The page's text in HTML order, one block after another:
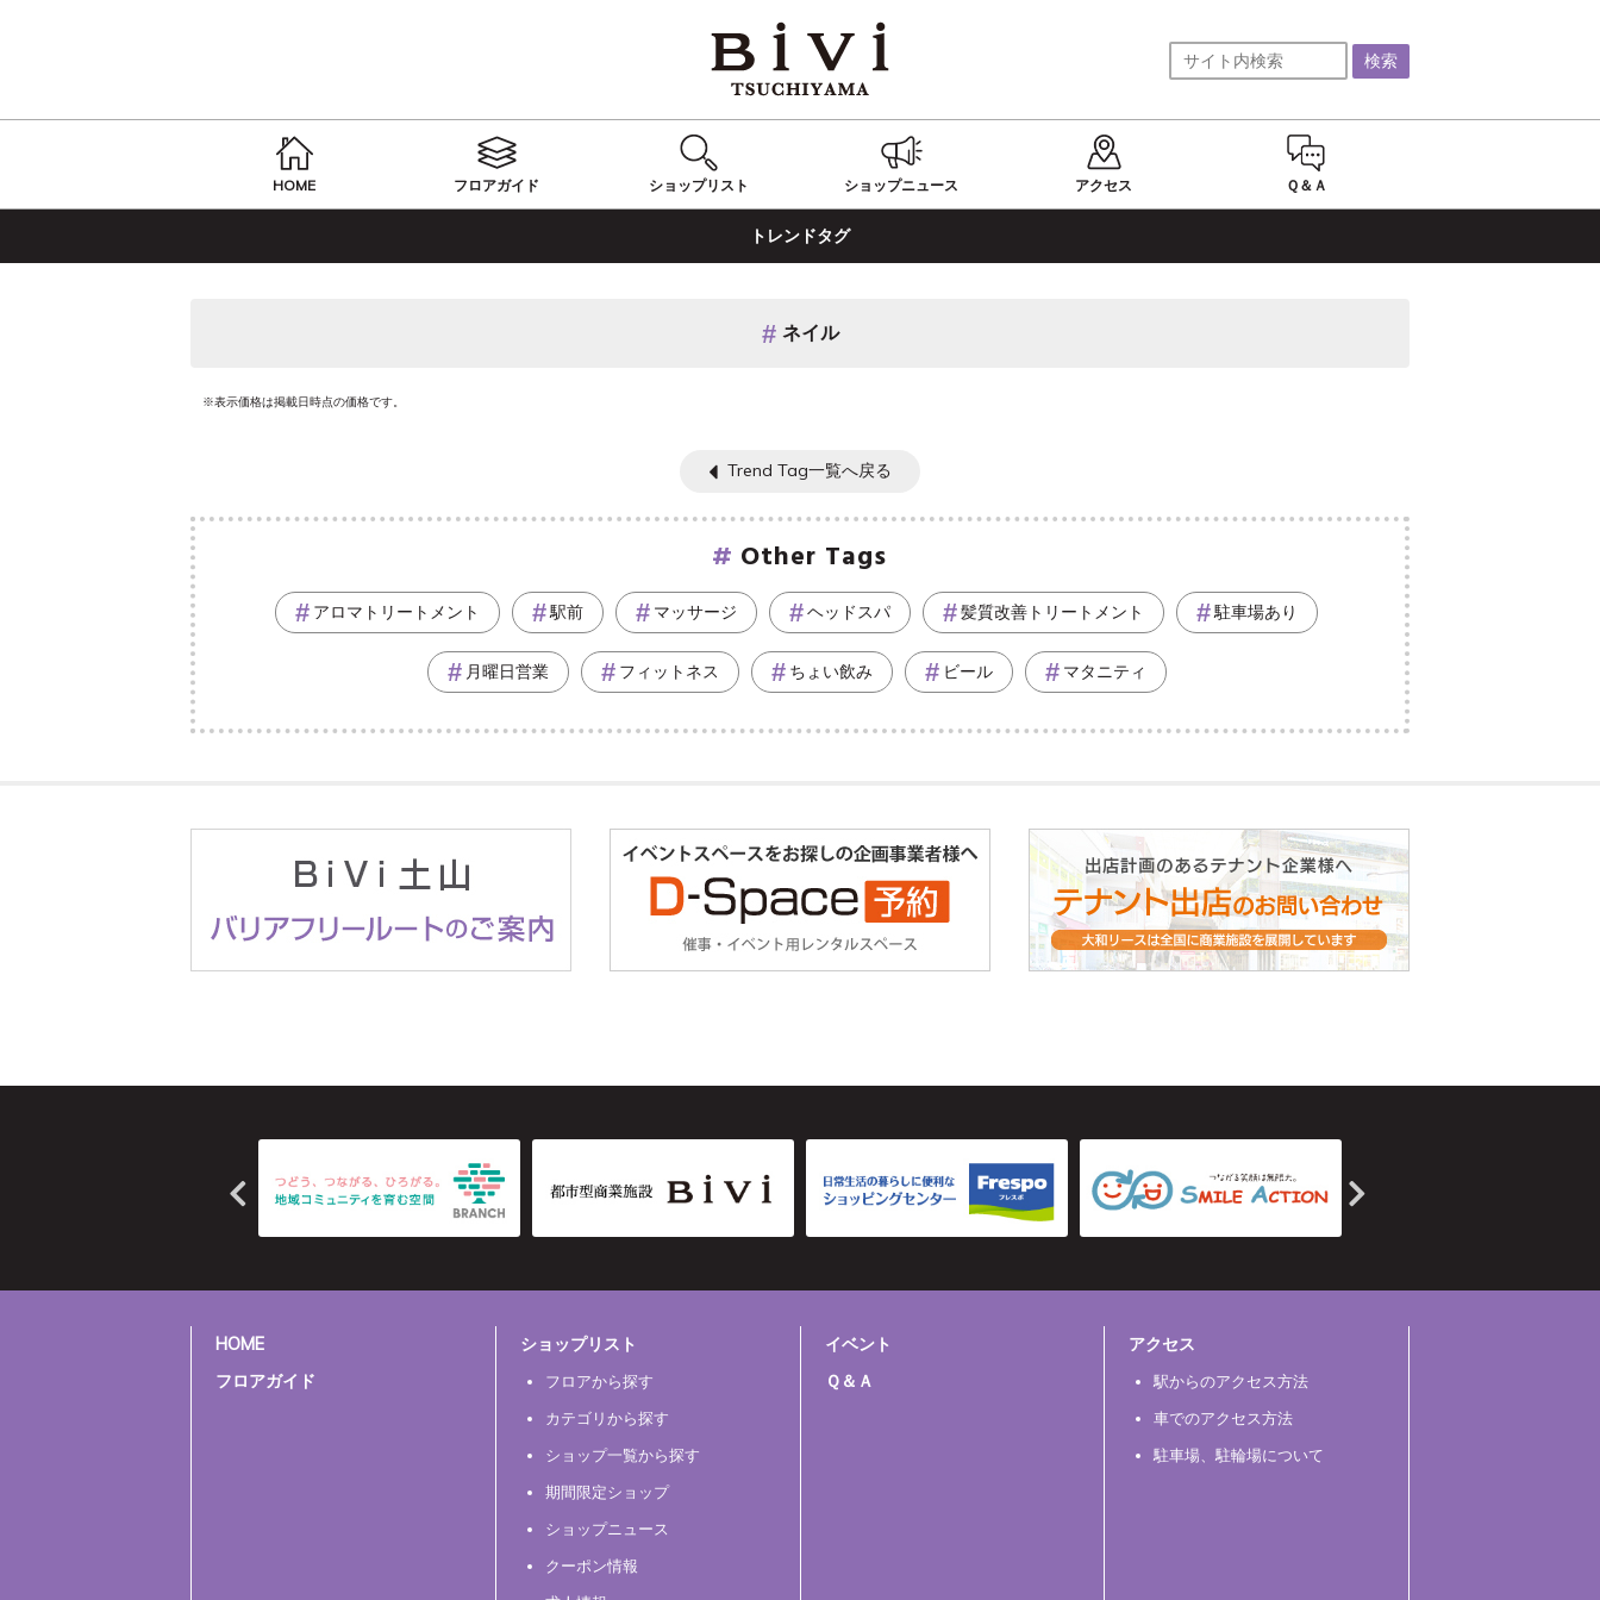
HOME フロアガイド ショップリスト ショップニュース アクセス Ｑ＆Ａ
トレンドタグ
ネイル
※表示価格は掲載日時点の価格です。
Trend Tag一覧へ戻る
Other Tags
アロマトリートメント 駅前 マッサージ ヘッドスパ 髪質改善トリートメント 駐車場あり
月曜日営業 フィットネス ちょい飲み ビール マタニティ
HOME
フロアガイド
ショップリスト
フロアから探す
カテゴリから探す
ショップ一覧から探す
期間限定ショップ
ショップニュース
クーポン情報
イベント
Ｑ＆Ａ
アクセス
駅からのアクセス方法
車でのアクセス方法
駐車場、駐輪場について